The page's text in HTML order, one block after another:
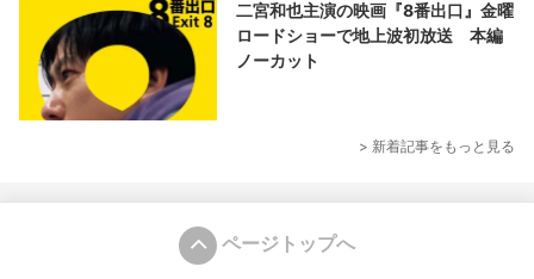
二宮和也主演の映画『8番出口』金曜
ロードショーで地上波初放送 本編
ノーカット
> 新着記事をもっと見る
ページトップへ